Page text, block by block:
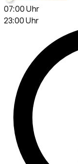
07:00 Uhr
23:00 Uhr